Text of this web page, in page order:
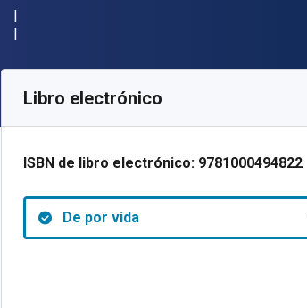
Código de referencia:
Libro electrónico
ISBN de libro electrónico: 9781000494822
De por vida